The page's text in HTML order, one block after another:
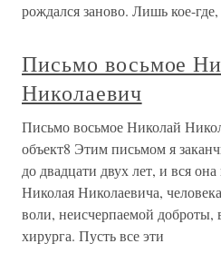
рождался заново. Лишь кое-где,
Письмо восьмое
Николаевич
Письмо восьмое Николай
объект8 Этим письмом я
до двадцати двух лет, и вся
Николая Николаевича,
воли, неисчерпаемой доброты,
хирурга. Пусть все эти